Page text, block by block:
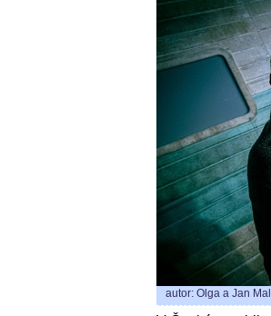
autor: Olga a Jan